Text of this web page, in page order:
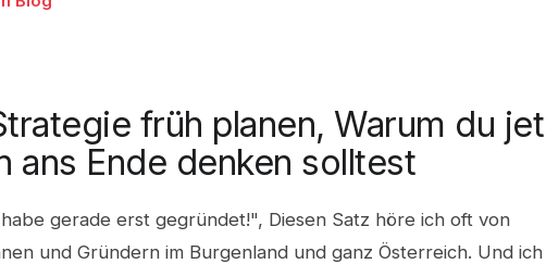
früh planen, Warum du
ans Ende denken solltest
gerade erst gegründet!", Diesen Satz höre ich oft von
und Gründern im Burgenland und ganz Österreich. Und ich